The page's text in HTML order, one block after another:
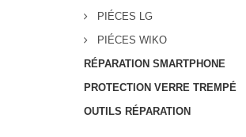
PIÉCES LG
PIÉCES WIKO
RÉPARATION SMARTPHONE
PROTECTION VERRE TREMPÉ
OUTILS RÉPARATION